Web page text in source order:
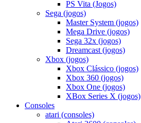
PS Vita (Jogos)
Sega (jogos)
Master System (jogos)
Mega Drive (jogos)
Sega 32x (jogos)
Dreamcast (jogos)
Xbox (jogos)
Xbox Clássico (jogos)
Xbox 360 (jogos)
Xbox One (jogos)
XBox Series X (jogos)
Consoles
atari (consoles)